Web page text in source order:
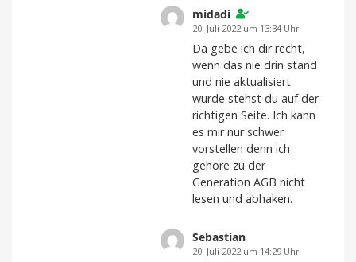
midadi
20. Juli 2022 um 13:34 Uhr
Da gebe ich dir recht,
wenn das nie drin stand
und nie aktualisiert
wurde stehst du auf der
richtigen Seite. Ich kann
es mir nur schwer
vorstellen denn ich
gehöre zu der
Generation AGB nicht
lesen und abhaken.
Sebastian
20. Juli 2022 um 14:29 Uhr